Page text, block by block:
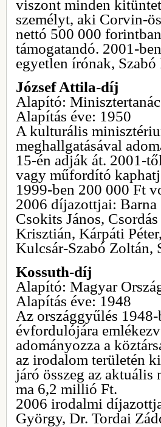
viszont minden
személyt, aki Corvin-
nettó 500 000
támogatandó. 2001-
egyetlen írónak,
József Attila-díj
Alapító:
Alapítás éve: 1950
A kulturális
meghallgatásával
15-én adják át. 2001-
vagy műfordító
1999-ben 200 000 Ft
2006 díjazottjai:
Csokits János,
Krisztián, Kárpáti
Kulcsár-Szabó Zoltán,
Kossuth-díj
Alapító: Magyar
Alapítás éve: 1948
Az országgyűlés 1948-
évfordulójára
adományozza a
az irodalom területén
járó összeg az aktuális
ma 6,2 millió Ft.
2006 irodalmi
György, Dr. Tordai